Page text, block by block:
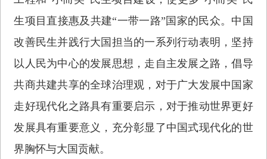
生项目直接惠及共建“一带一路”国家的民众。中国
改善民生并践行大国担当的一系列行动表明，坚持
以人民为中心的发展思想，走自主发展之路，倡导
共商共建共享的全球治理观，对于广大发展中国家
走好现代化之路具有重要启示，对于推动世界更好
发展具有重要意义，充分彰显了中国式现代化的世
界胸怀与大国贡献。